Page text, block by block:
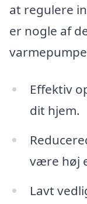
at regulere
er nogle af
Effektiv
dit hjem.
være høj
Lavt